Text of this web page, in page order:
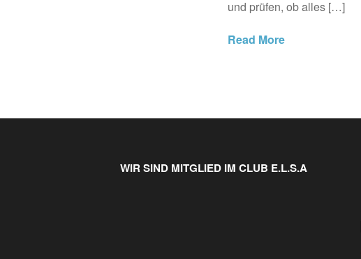
und prüfen, ob alles […]
Read More
WIR SIND MITGLIED IM CLUB E.L.S.A